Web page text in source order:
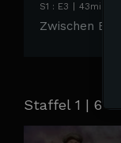
S1 : E3 43min
Zwischen
Staffel 1 | 6